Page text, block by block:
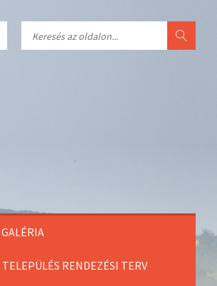
GALÉRIA
TELEPÜLÉS RENDEZÉSI TERV